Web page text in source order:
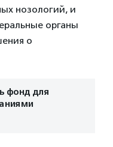
нозологий, и
органы
о
фонд для